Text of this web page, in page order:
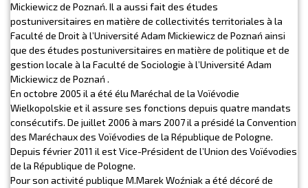
Mickiewicz de Poznań. Il a aussi fait des études
postuniversitaires en matière de collectivités territoriales à la
Faculté de Droit à l’Université Adam Mickiewicz de Poznań ainsi
que des études postuniversitaires en matière de politique et de
gestion locale à la Faculté de Sociologie à l’Université Adam
Mickiewicz de Poznań .
En octobre 2005 il a été élu Maréchal de la Voïévodie
Wielkopolskie et il assure ses fonctions depuis quatre mandats
consécutifs. De juillet 2006 à mars 2007 il a présidé la Convention
des Maréchaux des Voïévodies de la République de Pologne.
Depuis février 2011 il est Vice-Président de l’Union des Voïévodies
de la République de Pologne.
Pour son activité publique M.Marek Woźniak a été décoré de